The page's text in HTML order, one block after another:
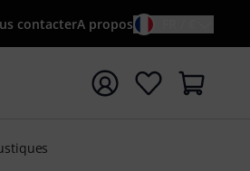
contacterA propos
terme de recherche